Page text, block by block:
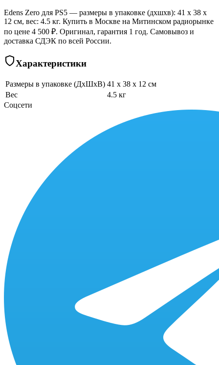
Edens Zero для PS5 — размеры в упаковке (дхшхв): 41 x 38 x
12 см, вес: 4.5 кг. Купить в Москве на Митинском радиорынке
по цене 4 500 ₽. Оригинал, гарантия 1 год. Самовывоз и
доставка СДЭК по всей России.
Характеристики
Размеры в упаковке (ДхШхВ) 41 x 38 x 12 см
Вес
4.5 кг
Соцсети